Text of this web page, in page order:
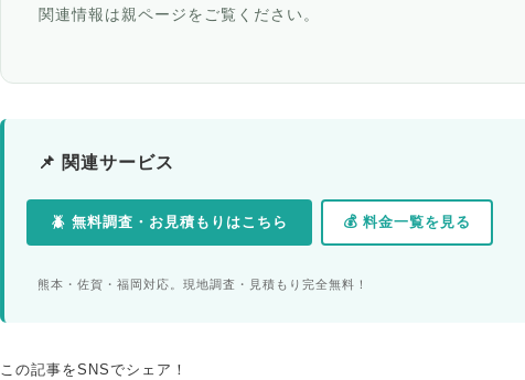
関連情報は親ページをご覧ください。
📌 関連サービス
🪲 無料調査・お見積もりはこちら 💰 料金一覧を見る
熊本・佐賀・福岡対応。現地調査・見積もり完全無料！
この記事をSNSでシェア！